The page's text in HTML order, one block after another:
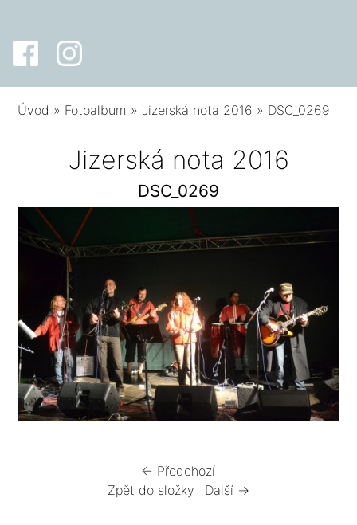
Úvod » Fotoalbum » Jizerská nota 2016 » DSC_0269
Jizerská nota 2016
DSC_0269
← Předchozí
Zpět do složky
Další →